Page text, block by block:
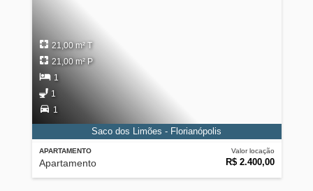
APARTAMENTO
Apartamento
Valor locação
R$ 2.400,00
21,00 m² T
21,00 m² P
1
1
1
Saco dos Limões - Florianópolis